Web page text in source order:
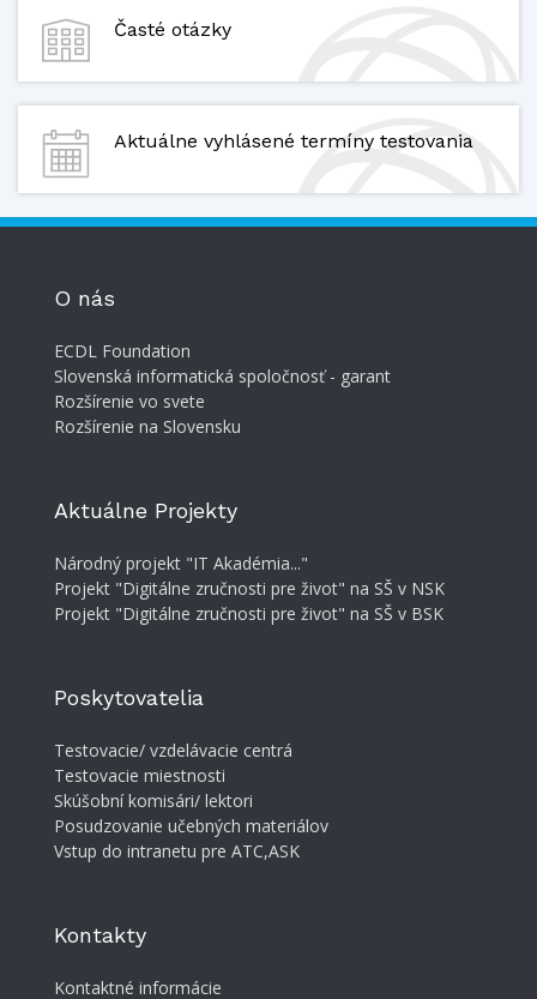
Časté otázky
Aktuálne vyhlásené termíny testovania
O nás
ECDL Foundation
Slovenská informatická spoločnosť - garant
Rozšírenie vo svete
Rozšírenie na Slovensku
Aktuálne Projekty
Národný projekt "IT Akadémia..."
Projekt "Digitálne zručnosti pre život" na SŠ v NSK
Projekt "Digitálne zručnosti pre život" na SŠ v BSK
Poskytovatelia
Testovacie/ vzdelávacie centrá
Testovacie miestnosti
Skúšobní komisári/ lektori
Posudzovanie učebných materiálov
Vstup do intranetu pre ATC,ASK
Kontakty
Kontaktné informácie